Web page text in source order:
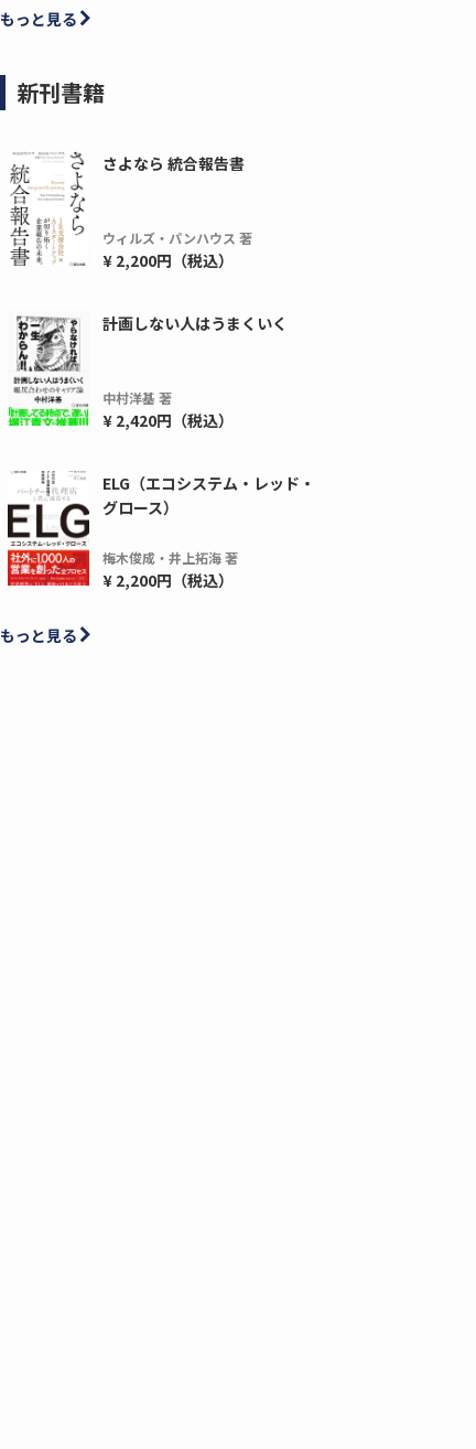
もっと見る
新刊書籍
さよなら 統合報告書
ウィルズ・パンハウス 著
¥ 2,200円（税込）
計画しない人はうまくいく
中村洋基 著
¥ 2,420円（税込）
ELG（エコシステム・レッド・
グロース）
梅木俊成・井上拓海 著
¥ 2,200円（税込）
もっと見る